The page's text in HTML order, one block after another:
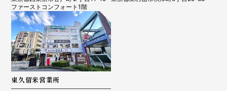
ファーストコンフォート1階
東久留米営業所